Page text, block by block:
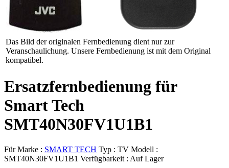
Das Bild der originalen Fernbedienung dient nur zur
Veranschaulichung. Unsere Fernbedienung ist mit dem Original
kompatibel.
Ersatzfernbedienung für
Smart Tech
SMT40N30FV1U1B1
Für Marke : SMART TECH Typ : TV Modell :
SMT40N30FV1U1B1 Verfügbarkeit : Auf Lager